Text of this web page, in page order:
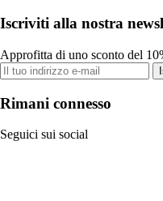
Iscriviti alla nostra
Approfitta di uno sconto del
Rimani connesso
Seguici sui social